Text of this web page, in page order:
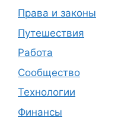
Права и законы
Путешествия
Работа
Сообщество
Технологии
Финансы